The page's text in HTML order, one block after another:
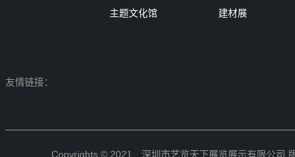
主题文化馆 建材展
友情链接：
Copyrights © 2021 深圳市艺览天下展览展示有限公